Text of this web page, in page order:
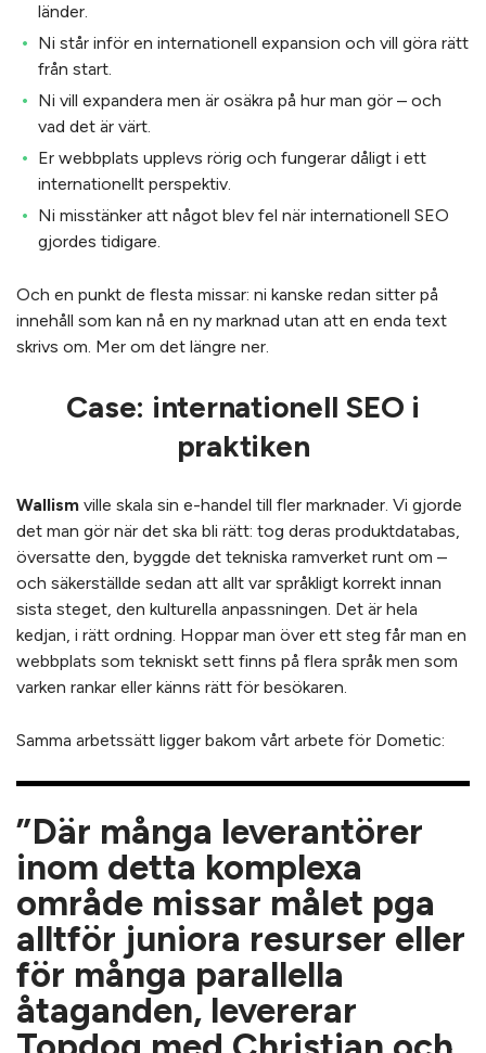
länder.
Ni står inför en internationell expansion och vill göra rätt
från start.
Ni vill expandera men är osäkra på hur man gör – och
vad det är värt.
Er webbplats upplevs rörig och fungerar dåligt i ett
internationellt perspektiv.
Ni misstänker att något blev fel när internationell SEO
gjordes tidigare.
Och en punkt de flesta missar: ni kanske redan sitter på
innehåll som kan nå en ny marknad utan att en enda text
skrivs om. Mer om det längre ner.
Case: internationell SEO i
praktiken
Wallism ville skala sin e-handel till fler marknader. Vi gjorde
det man gör när det ska bli rätt: tog deras produktdatabas,
översatte den, byggde det tekniska ramverket runt om –
och säkerställde sedan att allt var språkligt korrekt innan
sista steget, den kulturella anpassningen. Det är hela
kedjan, i rätt ordning. Hoppar man över ett steg får man en
webbplats som tekniskt sett finns på flera språk men som
varken rankar eller känns rätt för besökaren.
Samma arbetssätt ligger bakom vårt arbete för Dometic:
”Där många leverantörer
inom detta komplexa
område missar målet pga
alltför juniora resurser eller
för många parallella
åtaganden, levererar